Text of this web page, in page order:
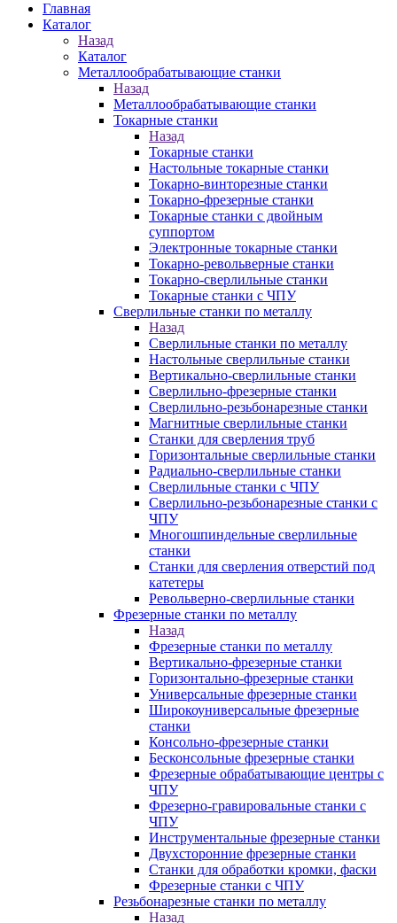
Главная
Каталог
Назад
Каталог
Металлообрабатывающие станки
Назад
Металлообрабатывающие станки
Токарные станки
Назад
Токарные станки
Настольные токарные станки
Токарно-винторезные станки
Токарно-фрезерные станки
Токарные станки с двойным
суппортом
Электронные токарные станки
Токарно-револьверные станки
Токарно-сверлильные станки
Токарные станки с ЧПУ
Сверлильные станки по металлу
Назад
Сверлильные станки по металлу
Настольные сверлильные станки
Вертикально-сверлильные станки
Сверлильно-фрезерные станки
Сверлильно-резьбонарезные станки
Магнитные сверлильные станки
Станки для сверления труб
Горизонтальные сверлильные станки
Радиально-сверлильные станки
Сверлильные станки с ЧПУ
Сверлильно-резьбонарезные станки с
ЧПУ
Многошпиндельные сверлильные
станки
Станки для сверления отверстий под
катетеры
Револьверно-сверлильные станки
Фрезерные станки по металлу
Назад
Фрезерные станки по металлу
Вертикально-фрезерные станки
Горизонтально-фрезерные станки
Универсальные фрезерные станки
Широкоуниверсальные фрезерные
станки
Консольно-фрезерные станки
Бесконсольные фрезерные станки
Фрезерные обрабатывающие центры с
ЧПУ
Фрезерно-гравировальные станки с
ЧПУ
Инструментальные фрезерные станки
Двухсторонние фрезерные станки
Станки для обработки кромки, фаски
Фрезерные станки с ЧПУ
Резьбонарезные станки по металлу
Назад